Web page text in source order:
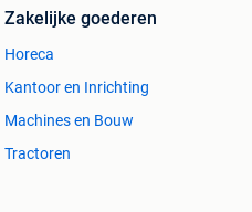
Zakelijke goederen
Horeca
Kantoor en Inrichting
Machines en Bouw
Tractoren